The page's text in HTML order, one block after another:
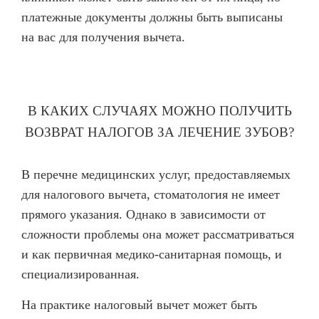
Имплантация одного зуба
Имплантация «Всё на 6-ти»
Удаление импланта зуба
Восстановление и реставрация зубов
Отбеливание зубов
платежные документы должны быть выписаны
на вас для получения вычета.
В КАКИХ СЛУЧАЯХ МОЖНО ПОЛУЧИТЬ
ВОЗВРАТ НАЛОГОВ ЗА ЛЕЧЕНИЕ ЗУБОВ?
В перечне медицинских услуг, предоставляемых
для налогового вычета, стоматология не имеет
прямого указания. Однако в зависимости от
сложности проблемы она может рассматриваться
и как первичная медико-санитарная помощь, и
специализированная.
На практике налоговый вычет может быть